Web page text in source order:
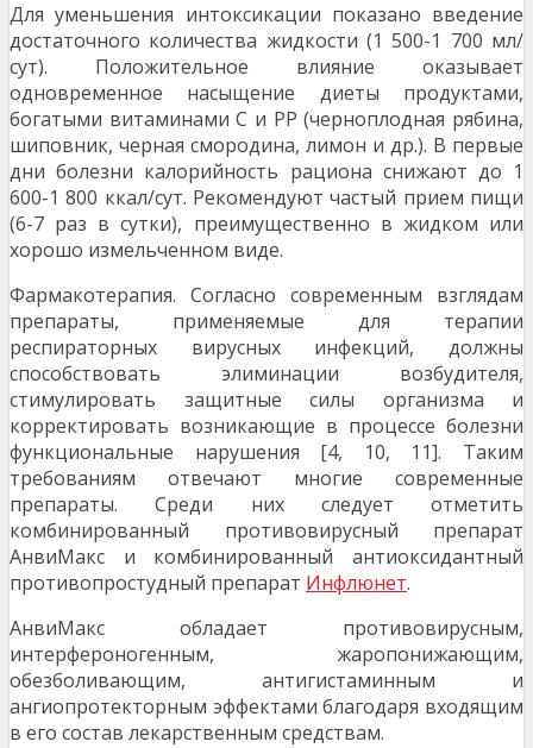
Для уменьшения интоксикации показано введение
достаточного количества жидкости (1 500-1 700 мл/
сут). Положительное влияние оказывает
одновременное насыщение диеты продуктами,
богатыми витаминами С и РР (черноплодная рябина,
шиповник, черная смородина, лимон и др.). В первые
дни болезни калорийность рацио­на снижают до 1
600-1 800 ккал/сут. Рекомендуют частый прием пищи
(6-7 раз в сутки), преимущественно в жид­ком или
хорошо измельченном виде.
Фармакотерапия. Согласно современным взглядам
препараты, применяемые для терапии
респираторных вирусных инфекций, должны
способствовать элиминации возбудителя,
стимулировать защитные силы организма и
корректировать возникающие в процессе болезни
функ­циональные нарушения [4, 10, 11]. Таким
требованиям отвечают многие современные
препараты. Среди них следует отметить
комбинированный противовирусный препарат
АнвиМакс и комбинированный антиоксидантный
противопростудный препарат Инфлюнет.
АнвиМакс обладает противовирусным,
интерфероногенным, жаропонижающим,
обезболивающим, антигистаминным и
ангиопротекторным эффектами благодаря входящим
в его состав лекарственным средствам.